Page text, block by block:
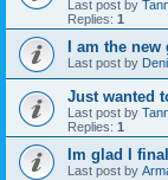
Last post by
Replies: 1
I am the new
Last post by
Just wanted
Last post by
Replies: 1
Im glad I
Last post by